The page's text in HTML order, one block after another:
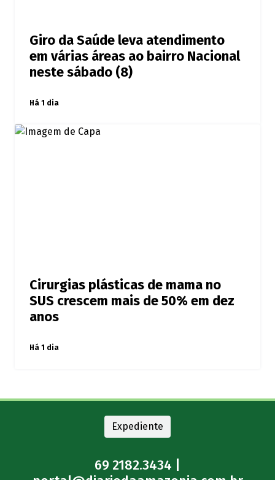
Giro da Saúde leva atendimento
em várias áreas ao bairro Nacional
neste sábado (8)
Há 1 dia
Cirurgias plásticas de mama no
SUS crescem mais de 50% em dez
anos
Há 1 dia
Expediente
69 2182.3434 |